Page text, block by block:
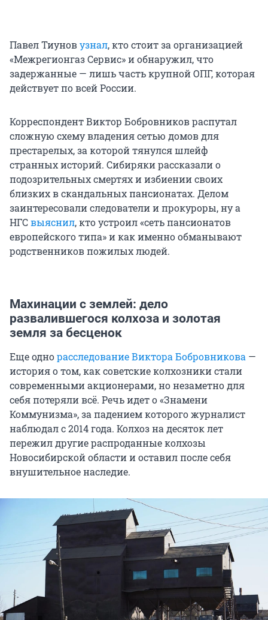
Павел Тиуновузнал, кто стоит за организацией
«Межрегионгаз Сервис» и обнаружил, что
задержанные — лишь часть крупной ОПГ, которая
действует по всей России.
Корреспондент Виктор Бобровников распутал
сложную схему владения сетью домов для
престарелых, за которой тянулся шлейф
странных историй. Сибиряки рассказали о
подозрительных смертях и избиении своих
близких в скандальных пансионатах. Делом
заинтересовали следователи и прокуроры, ну а
НГСвыяснил, кто устроил «сеть пансионатов
европейского типа» и как именно обманывают
родственников пожилых людей.
Махинации с землей: дело
развалившегося колхоза и золотая
земля за бесценок
Еще однорасследование Виктора Бобровникова —
история о том, как советские колхозники стали
современными акционерами, но незаметно для
себя потеряли всё. Речь идет о «Знамени
Коммунизма», за падением которого журналист
наблюдал с 2014 года. Колхоз на десяток лет
пережил другие распроданные колхозы
Новосибирской области и оставил после себя
внушительное наследие.